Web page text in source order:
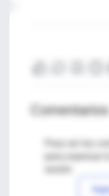
Comentarios
Para ver los